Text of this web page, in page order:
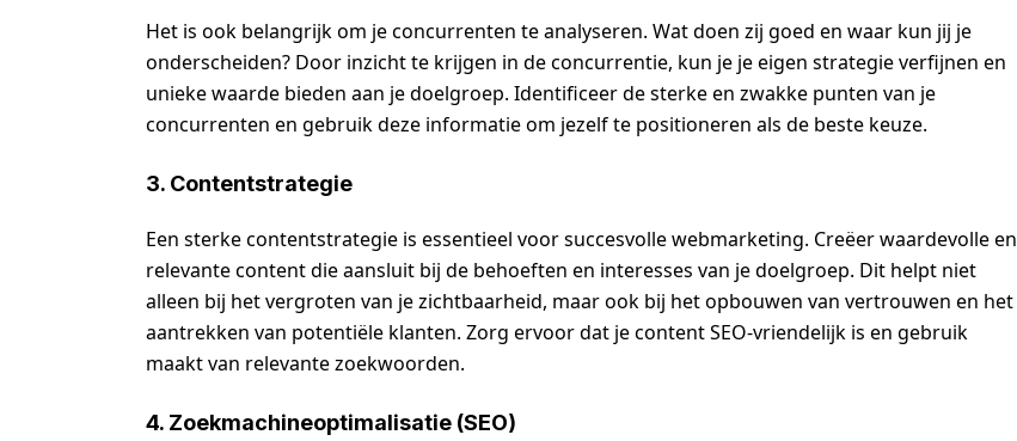
Het is ook belangrijk om je concurrenten te analyseren. Wat doen zij goed en waar kun jij je
onderscheiden? Door inzicht te krijgen in de concurrentie, kun je je eigen strategie verfijnen en
unieke waarde bieden aan je doelgroep. Identificeer de sterke en zwakke punten van je
concurrenten en gebruik deze informatie om jezelf te positioneren als de beste keuze.
3. Contentstrategie
Een sterke contentstrategie is essentieel voor succesvolle webmarketing. Creëer waardevolle en
relevante content die aansluit bij de behoeften en interesses van je doelgroep. Dit helpt niet
alleen bij het vergroten van je zichtbaarheid, maar ook bij het opbouwen van vertrouwen en het
aantrekken van potentiële klanten. Zorg ervoor dat je content SEO-vriendelijk is en gebruik
maakt van relevante zoekwoorden.
4. Zoekmachineoptimalisatie (SEO)